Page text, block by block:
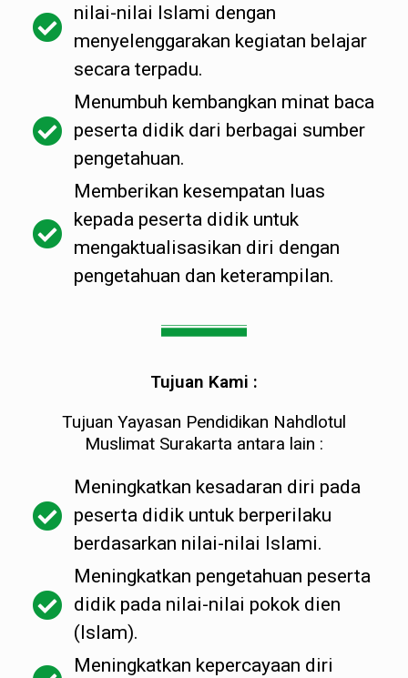
nilai-nilai Islami dengan
menyelenggarakan kegiatan belajar
secara terpadu.
Menumbuh kembangkan minat baca
peserta didik dari berbagai sumber
pengetahuan.
Memberikan kesempatan luas
kepada peserta didik untuk
mengaktualisasikan diri dengan
pengetahuan dan keterampilan.
Tujuan Kami :
Tujuan Yayasan Pendidikan Nahdlotul
Muslimat Surakarta antara lain :
Meningkatkan kesadaran diri pada
peserta didik untuk berperilaku
berdasarkan nilai-nilai Islami.
Meningkatkan pengetahuan peserta
didik pada nilai-nilai pokok dien
(Islam).
Meningkatkan kepercayaan diri